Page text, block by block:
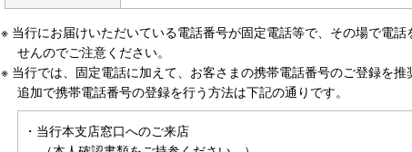
※ 当行にお届けいただいている電話番号が固定電話等で、その場で電
せんのでご注意ください。
※ 当行では、固定電話に加えて、お客さまの携帯電話番号のご登録を推
追加で携帯電話番号の登録を行う方法は下記の通りです。
・当行本支店窓口へのご来店